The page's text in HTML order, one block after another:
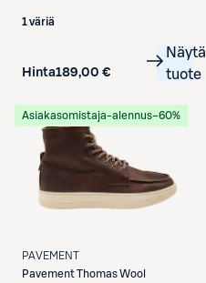
1 väriä
Hinta189,00 €
Näytä
tuote
Asiakasomistaja-alennus−60%
PAVEMENT
PavementThomas Wool